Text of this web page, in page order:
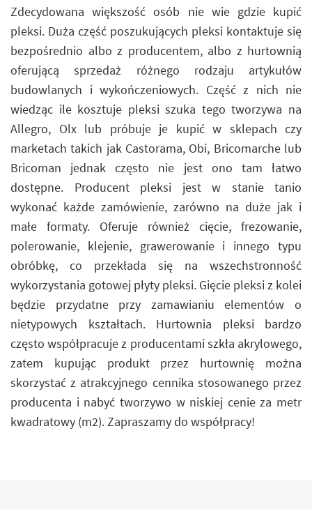
Zdecydowana większość osób nie wie gdzie kupić
pleksi. Duża część poszukujących pleksi kontaktuje się
bezpośrednio albo z producentem, albo z hurtownią
oferującą sprzedaż różnego rodzaju artykułów
budowlanych i wykończeniowych. Część z nich nie
wiedząc ile kosztuje pleksi szuka tego tworzywa na
Allegro, Olx lub próbuje je kupić w sklepach czy
marketach takich jak Castorama, Obi, Bricomarche lub
Bricoman jednak często nie jest ono tam łatwo
dostępne. Producent pleksi jest w stanie tanio
wykonać każde zamówienie, zarówno na duże jak i
małe formaty. Oferuje również cięcie, frezowanie,
polerowanie, klejenie, grawerowanie i innego typu
obróbkę, co przekłada się na wszechstronność
wykorzystania gotowej płyty pleksi. Gięcie pleksi z kolei
będzie przydatne przy zamawianiu elementów o
nietypowych kształtach. Hurtownia pleksi bardzo
często współpracuje z producentami szkła akrylowego,
zatem kupując produkt przez hurtownię można
skorzystać z atrakcyjnego cennika stosowanego przez
producenta i nabyć tworzywo w niskiej cenie za metr
kwadratowy (m2). Zapraszamy do współpracy!